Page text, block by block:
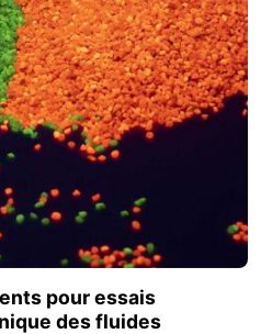
ce produit
pour essais
des fluides